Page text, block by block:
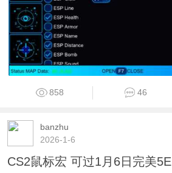
858 46
banzhu
2026-1-6
CS2鼠标宏 可过1月6日完美5E